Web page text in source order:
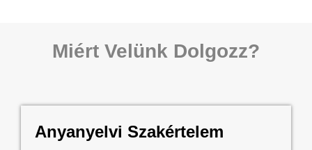
Miért Velünk Dolgozz?
Anyanyelvi Szakértelem